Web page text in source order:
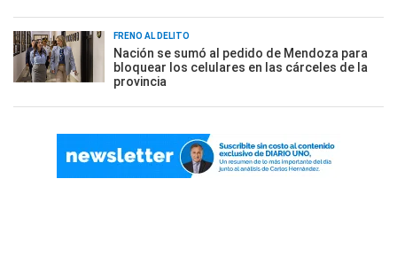
FRENO AL DELITO
Nación se sumó al pedido de Mendoza para
bloquear los celulares en las cárceles de la
provincia